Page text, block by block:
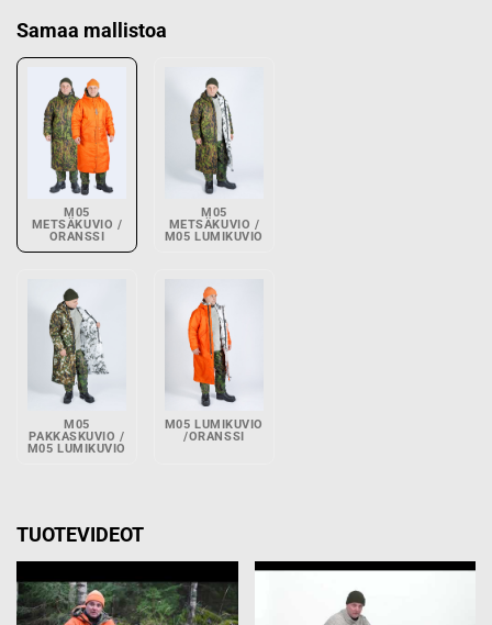
Samaa mallistoa
M05
METSÄKUVIO /
ORANSSI
M05
METSÄKUVIO /
M05 LUMIKUVIO
M05
PAKKASKUVIO /
M05 LUMIKUVIO
M05 LUMIKUVIO
/ORANSSI
TUOTEVIDEOT